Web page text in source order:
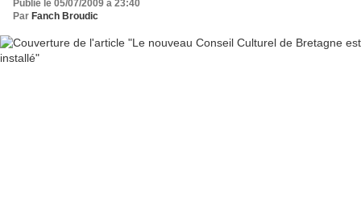
Publié le 05/07/2009 à 23:40
Par Fanch Broudic